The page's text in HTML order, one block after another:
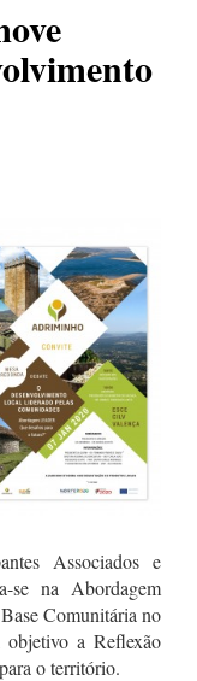
Associados e
se na Abordagem
Comunitária no
a Reflexão
o território.